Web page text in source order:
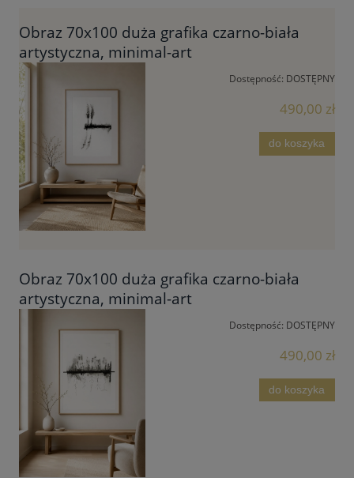
Obraz 70x100 duża grafika czarno-biała
artystyczna, minimal-art
Dostępność: DOSTĘPNY
490,00 zł
do koszyka
Obraz 70x100 duża grafika czarno-biała
artystyczna, minimal-art
Dostępność: DOSTĘPNY
490,00 zł
do koszyka